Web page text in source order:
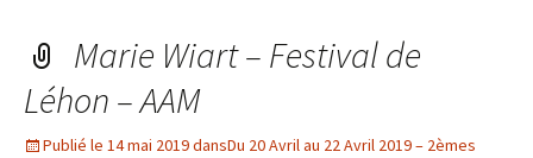
Marie Wiart – Festival de
Léhon – AAM
Publié le 14 mai 2019dansDu 20 Avril au 22 Avril 2019 – 2èmes